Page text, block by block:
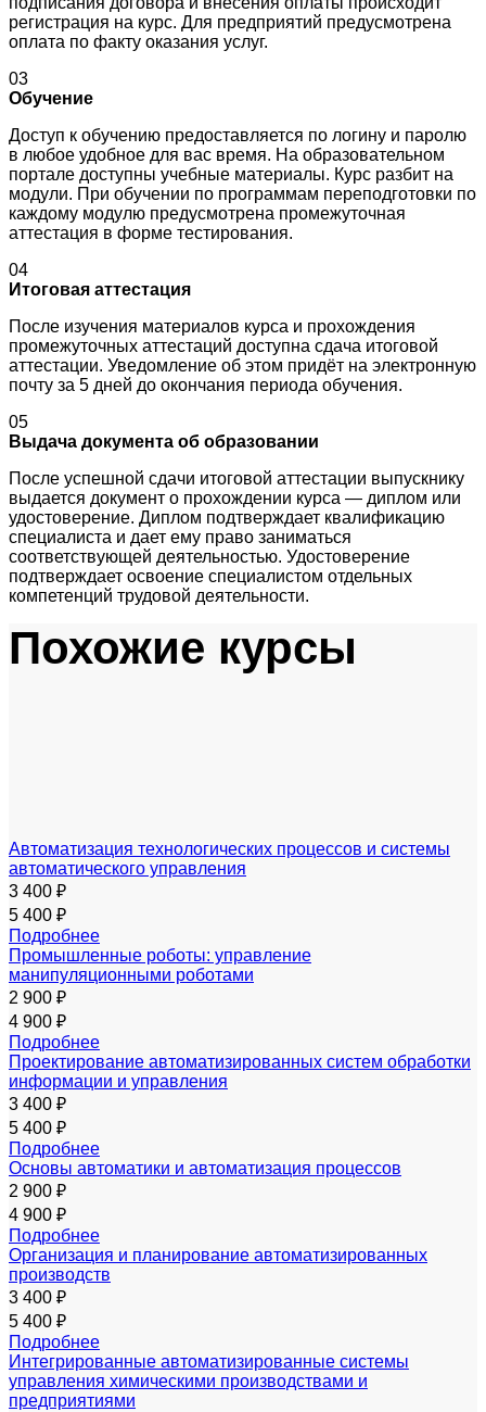
регистрация на курс. Для предприятий предусмотрена
оплата по факту оказания услуг.
03
Обучение
Доступ к обучению предоставляется по логину и паролю
в любое удобное для вас время. На образовательном
портале доступны учебные материалы. Курс разбит на
модули. При обучении по программам переподготовки по
каждому модулю предусмотрена промежуточная
аттестация в форме тестирования.
04
Итоговая аттестация
После изучения материалов курса и прохождения
промежуточных аттестаций доступна сдача итоговой
аттестации. Уведомление об этом придёт на электронную
почту за 5 дней до окончания периода обучения.
05
Выдача документа об образовании
После успешной сдачи итоговой аттестации выпускнику
выдается документ о прохождении курса — диплом или
удостоверение. Диплом подтверждает квалификацию
специалиста и дает ему право заниматься
соответствующей деятельностью. Удостоверение
подтверждает освоение специалистом отдельных
компетенций трудовой деятельности.
Похожие курсы
Автоматизация технологических процессов и системы
автоматического управления
3 400 ₽
5 400 ₽
Подробнее
Промышленные роботы: управление
манипуляционными роботами
2 900 ₽
4 900 ₽
Подробнее
Проектирование автоматизированных систем обработки
информации и управления
3 400 ₽
5 400 ₽
Подробнее
Основы автоматики и автоматизация процессов
2 900 ₽
4 900 ₽
Подробнее
Организация и планирование автоматизированных
производств
3 400 ₽
5 400 ₽
Подробнее
Интегрированные автоматизированные системы
управления химическими производствами и
предприятиями